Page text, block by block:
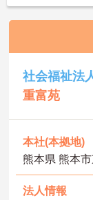
社会福祉法
重富苑
本社(本拠地)
熊本県 熊本
法人情報